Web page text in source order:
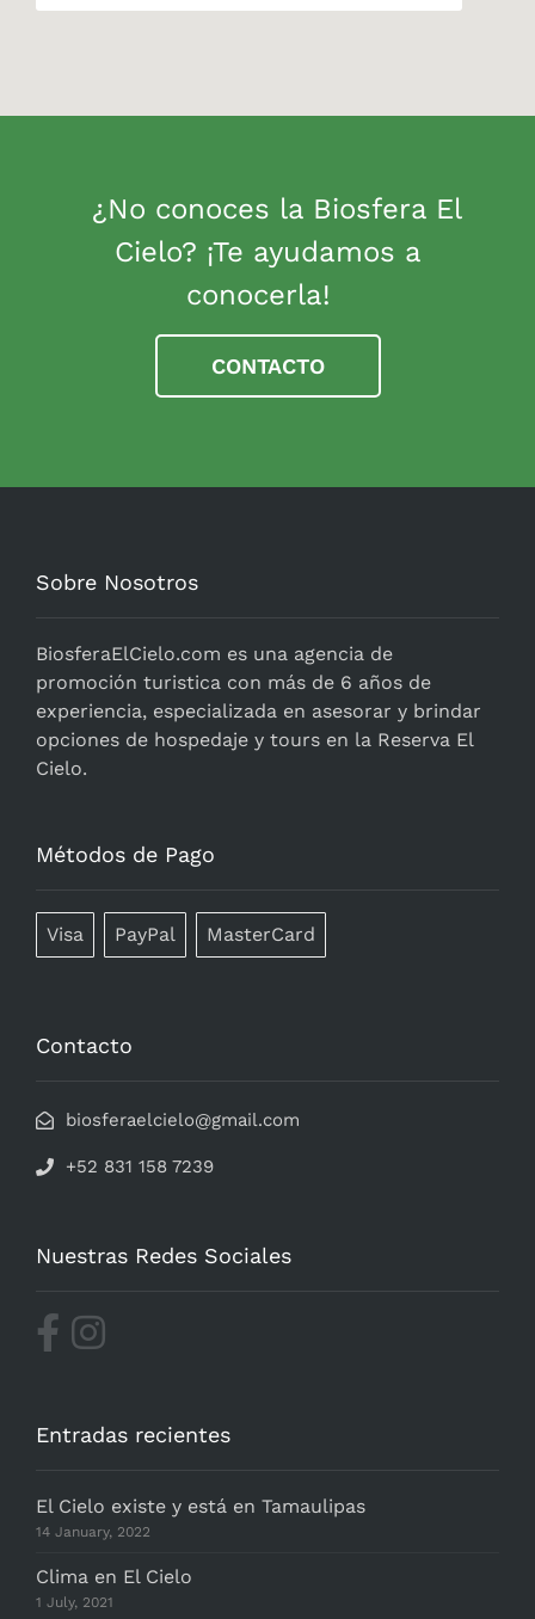
¿No conoces la Biosfera El
Cielo? ¡Te ayudamos a
conocerla!
CONTACTO
Sobre Nosotros
BiosferaElCielo.com es una agencia de
promoción turistica con más de 6 años de
experiencia, especializada en asesorar y brindar
opciones de hospedaje y tours en la Reserva El
Cielo.
Métodos de Pago
Visa PayPal MasterCard
Contacto
biosferaelcielo@gmail.com
+52 831 158 7239
Nuestras Redes Sociales
Entradas recientes
El Cielo existe y está en Tamaulipas
14 January, 2022
Clima en El Cielo
1 July, 2021